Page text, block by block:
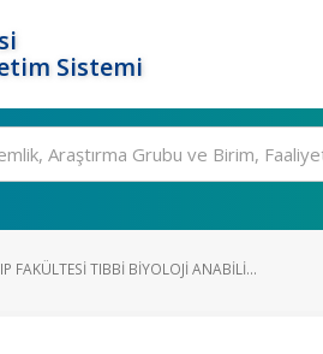
Sistemi
FAKÜLTESI TIBBI BIYOLOJI ANABILI...